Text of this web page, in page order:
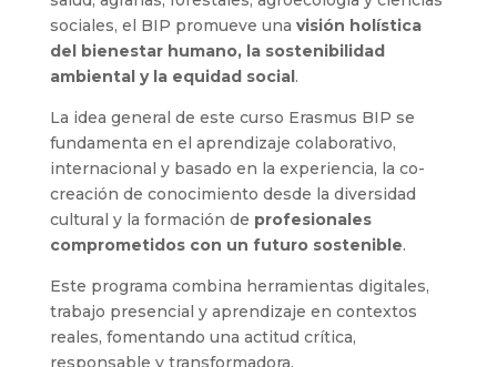
sociales, el BIP promueve una visión holística
del bienestar humano, la sostenibilidad
ambiental y la equidad social.
La idea general de este curso Erasmus BIP se
fundamenta en el aprendizaje colaborativo,
internacional y basado en la experiencia, la co-
creación de conocimiento desde la diversidad
cultural y la formación de profesionales
comprometidos con un futuro sostenible.
Este programa combina herramientas digitales,
trabajo presencial y aprendizaje en contextos
reales, fomentando una actitud crítica,
responsable y transformadora.